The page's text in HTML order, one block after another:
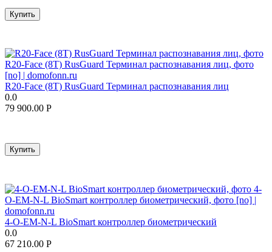
Купить
R20-Face (8T) RusGuard Терминал распознавания лиц
0.0
79 900.00 Р
Купить
4-O-EM-N-L BioSmart контроллер биометрический
0.0
67 210.00 Р